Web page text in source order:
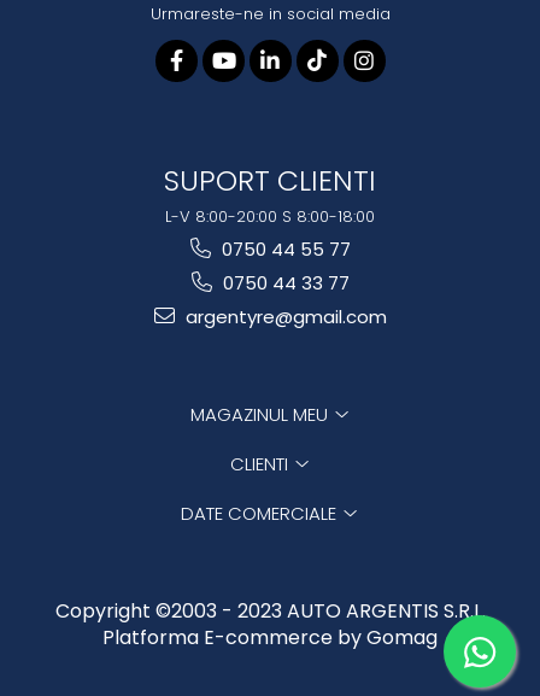
Urmareste-ne in social media
SUPORT CLIENTI
L-V 8:00-20:00 S 8:00-18:00
0750 44 55 77
0750 44 33 77
argentyre@gmail.com
MAGAZINUL MEU
CLIENTI
DATE COMERCIALE
Copyright ©2003 - 2023 AUTO ARGENTIS S.R.L.
Platforma E-commerce by Gomag